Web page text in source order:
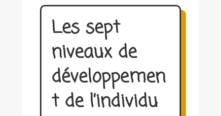
Les sept
niveaux de
développemen
t de l’individu